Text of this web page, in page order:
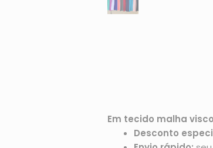
Em tecido malha
Desconto